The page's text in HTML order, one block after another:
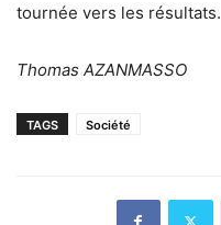
tournée vers les résultats.
Thomas AZANMASSO
TAGS Société